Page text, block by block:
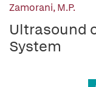
Zamorani, M.P.
Ultrasound
System